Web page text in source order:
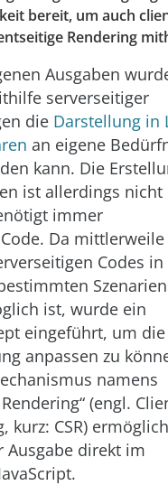
bereit, um auch
Rendering
Ausgaben
serverseitiger
die Darstellung in
an eigene
kann. Die
ist allerdings nicht
immer
Da
Codes in
Szenarien
ist, wurde ein
eingeführt, um die
anpassen zu
namens
(engl.
kurz: CSR)
Ausgabe direkt im